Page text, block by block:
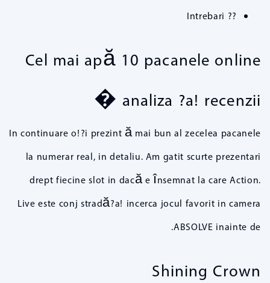
?? Intrebari
Cel mai apă 10 pacanele online
� analiza ?a! recenzii
In continuare o!?i prezint ă mai bun al zecelea pacanele
la numerar real, in detaliu. Am gatit scurte prezentari
drept fiecine slot in dacă e însemnat la care Action.
Live este conj stradă?a! incerca jocul favorit in camera
ABSOLVE inainte de.
Shining Crown